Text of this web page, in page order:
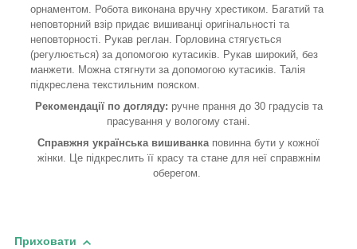
орнаментом. Робота виконана вручну хрестиком. Багатий та
неповторний взір придає вишиванці оригінальності та
неповторності. Рукав реглан. Горловина стягується
(регулюється) за допомогою кутасиків. Рукав широкий, без
манжети. Можна стягнути за допомогою кутасиків. Талія
підкреслена текстильним пояском.
Рекомендації по догляду: ручне прання до 30 градусів та
прасування у вологому стані.
Справжня українська вишиванкаповинна бути у кожної
жінки. Це підкреслить її красу та стане для неї справжнім
оберегом.
Приховати